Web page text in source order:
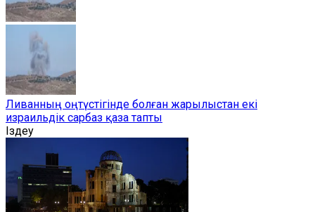
Ливанның оңтүстігінде болған жарылыстан екі
израильдік сарбаз қаза тапты
Іздеу